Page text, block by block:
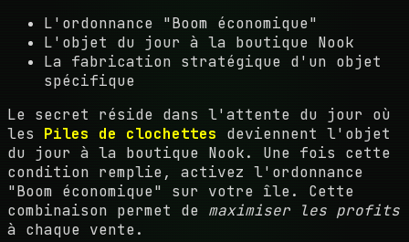
L'ordonnance "Boom économique"
L'objet du jour à la boutique Nook
La fabrication stratégique d'un objet
spécifique
Le secret réside dans l'attente du jour où
les Piles de clochettes deviennent l'objet
du jour à la boutique Nook. Une fois cette
condition remplie, activez l'ordonnance
"Boom économique" sur votre île. Cette
combinaison permet de maximiser les profits
à chaque vente.